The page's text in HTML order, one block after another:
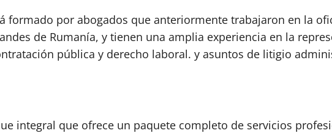
formado por abogados que anteriormente trabajaron en la
de Rumanía, y tienen una amplia experiencia en la
pública y derecho laboral. y asuntos de litigio
integral que ofrece un paquete completo de servicios